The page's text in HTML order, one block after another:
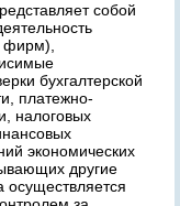
собой
фирм),
бухгалтерской
платежно-
налоговых
экономических
другие
осуществляется